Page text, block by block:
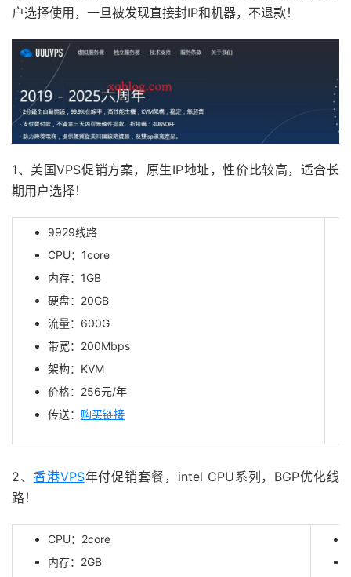
户选择使用，一旦被发现直接封IP和机器，不退款！
1、美国VPS促销方案，原生IP地址，性价比较高，适合长
期用户选择！
9929线路
CPU：1core
内存：1GB
硬盘：20GB
流量：600G
带宽：200Mbps
架构：KVM
价格： 256元/年
传送： 购买链接
2、 香港VPS年付促销套餐，intel CPU系列，BGP优化线
路！
CPU：2core
内存：2GB